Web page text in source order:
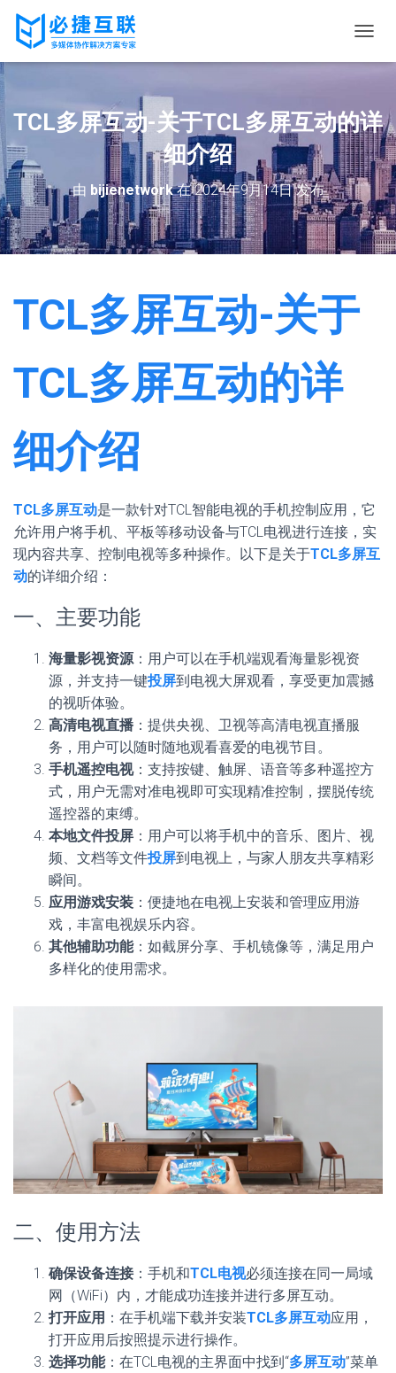
换
TCL多屏互动-关于TCL多屏互动的详
细介绍
由 bijienetwork在2024年9月14日发布
TCL多屏互动-关于
TCL多屏互动的详
细介绍
TCL多屏互动是一款针对TCL智能电视的手机控制应用，它
允许用户将手机、平板等移动设备与TCL电视进行连接，实
现内容共享、控制电视等多种操作。以下是关于TCL多屏互
动的详细介绍：
一、主要功能
海量影视资源：用户可以在手机端观看海量影视资
源，并支持一键投屏到电视大屏观看，享受更加震撼
的视听体验。
高清电视直播 ：提供央视、卫视等高清电视直播服
务，用户可以随时随地观看喜爱的电视节目。
手机遥控电视：支持按键、触屏、语音等多种遥控方
式，用户无需对准电视即可实现精准控制，摆脱传统
遥控器的束缚。
本地文件投屏 ：用户可以将手机中的音乐、图片、视
频、文档等文件投屏到电视上，与家人朋友共享精彩
瞬间。
应用游戏安装 ：便捷地在电视上安装和管理应用游
戏，丰富电视娱乐内容。
其他辅助功能：如截屏分享、手机镜像等，满足用户
多样化的使用需求。
二、使用方法
确保设备连接：手机和TCL电视必须连接在同一局域
网（WiFi）内，才能成功连接并进行多屏互动。
打开应用 ：在手机端下载并安装TCL多屏互动应用，
打开应用后按照提示进行操作。
选择功能：在TCL电视的主界面中找到“多屏互动”菜单